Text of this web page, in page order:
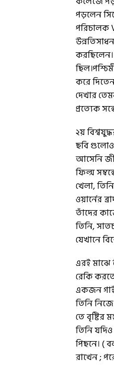
পড়লেন
পরিচালক
করে
দেখার
প্রত্যেক
২য়
ছবি
আসেনি
ফিল্ম
খেলা,
ওয়ার্নের
তাঁদের
তিনি,
যেখানে
এরই মাঝে
রেকি
একজন
তিনি
তে বৃষ্টির
তিনি
পিছনে। (
রাখেন ;